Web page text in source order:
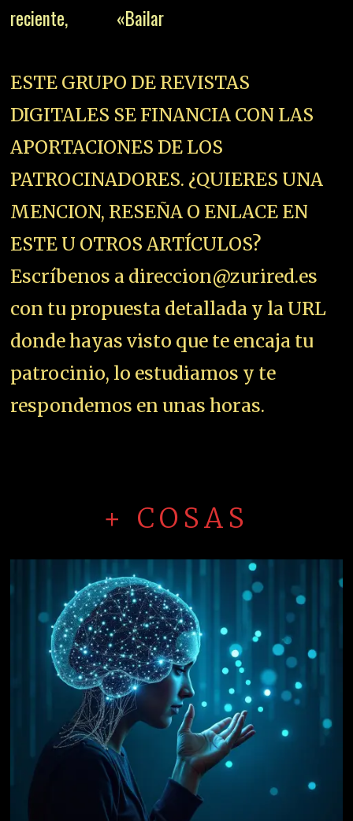
reciente, «Bailar
ESTE GRUPO DE REVISTAS
DIGITALES SE FINANCIA CON LAS
APORTACIONES DE LOS
PATROCINADORES. ¿QUIERES UNA
MENCION, RESEÑA O ENLACE EN
ESTE U OTROS ARTÍCULOS?
Escríbenos a direccion@zurired.es
con tu propuesta detallada y la URL
donde hayas visto que te encaja tu
patrocinio, lo estudiamos y te
respondemos en unas horas.
+ COSAS